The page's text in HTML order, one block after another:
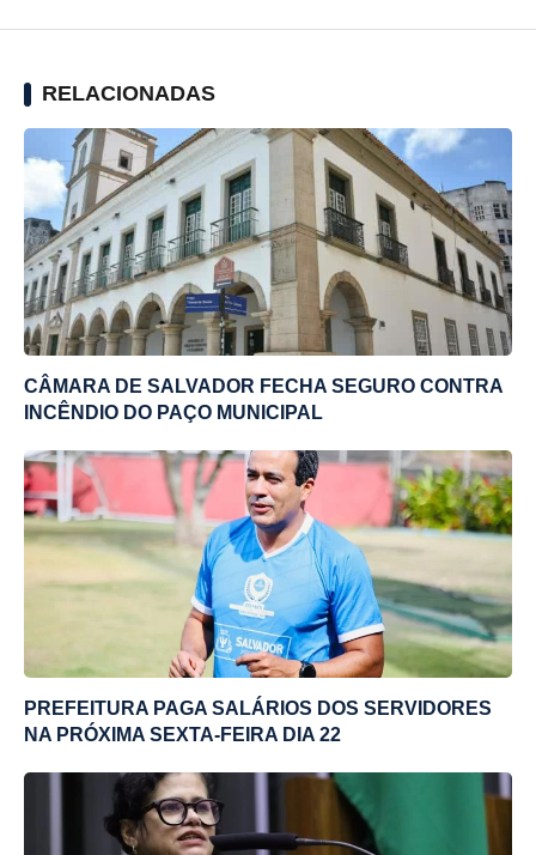
RELACIONADAS
CÂMARA DE SALVADOR FECHA SEGURO CONTRA
INCÊNDIO DO PAÇO MUNICIPAL
PREFEITURA PAGA SALÁRIOS DOS SERVIDORES
NA PRÓXIMA SEXTA-FEIRA DIA 22